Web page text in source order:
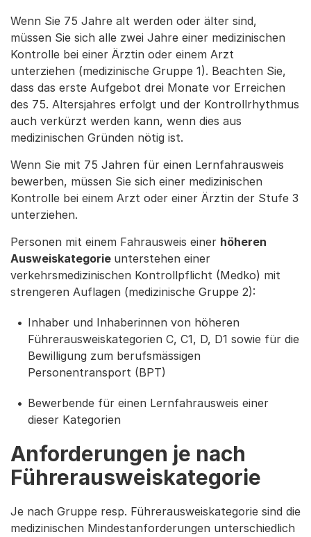
Wenn Sie 75 Jahre alt werden oder älter sind,
müssen Sie sich alle zwei Jahre einer medizinischen
Kontrolle bei einer Ärztin oder einem Arzt
unterziehen (medizinische Gruppe 1). Beachten Sie,
dass das erste Aufgebot drei Monate vor Erreichen
des 75. Altersjahres erfolgt und der Kontrollrhythmus
auch verkürzt werden kann, wenn dies aus
medizinischen Gründen nötig ist.
Wenn Sie mit 75 Jahren für einen Lernfahrausweis
bewerben, müssen Sie sich einer medizinischen
Kontrolle bei einem Arzt oder einer Ärztin der Stufe 3
unterziehen.
Personen mit einem Fahrausweis einer höheren
Ausweiskategorie unterstehen einer
verkehrsmedizinischen Kontrollpflicht (Medko) mit
strengeren Auflagen (medizinische Gruppe 2):
Inhaber und Inhaberinnen von höheren
Führerausweiskategorien C, C1, D, D1 sowie für die
Bewilligung zum berufsmässigen
Personentransport (BPT)
Bewerbende für einen Lernfahrausweis einer
dieser Kategorien
Anforderungen je nach
Führerausweiskategorie
Je nach Gruppe resp. Führerausweiskategorie sind die
medizinischen Mindestanforderungen unterschiedlich